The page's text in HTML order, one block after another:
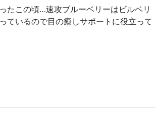
たこの頃…速攻ブルーベリーはビルベリ
ているので目の癒しサポートに役立って